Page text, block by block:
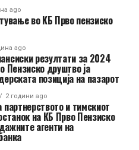
ago
во KБ Пpвo пeнзиcкo
ago
резултати за 2024
Пензиско друштво ја
позиција на пазарот
2 години ago
партнерството и тимскиот
на КБ Прво Пензиско
агенти на